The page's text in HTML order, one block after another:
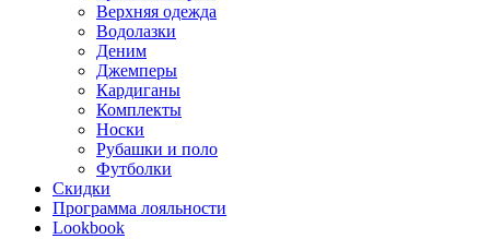
Верхняя одежда
Водолазки
Деним
Джемперы
Кардиганы
Комплекты
Носки
Рубашки и поло
Футболки
Скидки
Программа лояльности
Lookbook